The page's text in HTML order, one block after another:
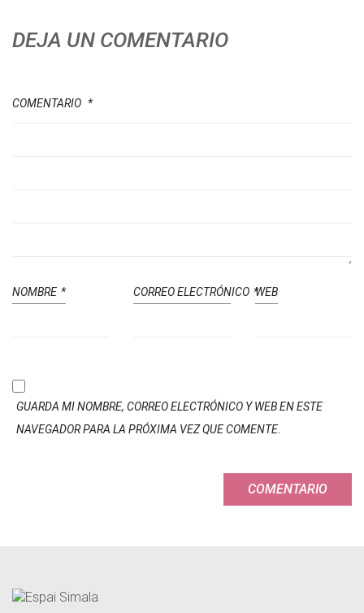
DEJA UN COMENTARIO
COMENTARIO *
NOMBRE * CORREO ELECTRÓNICO *
WEB
GUARDA MI NOMBRE, CORREO ELECTRÓNICO Y WEB EN ESTE
NAVEGADOR PARA LA PRÓXIMA VEZ QUE COMENTE.